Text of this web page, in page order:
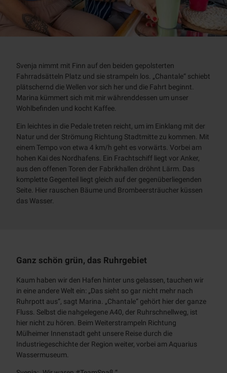
Svenja nimmt mit Finn auf den beiden gepolsterten
Fahrradsätteln Platz und sie strampeln los. „Chantale“ schiebt
plätschernd die Wellen vor sich her und die Fahrt beginnt.
Marina kümmert sich mit mir währenddessen um unser
Wohlbefinden und kocht Kaffee.
Ein leichtes in die Pedale treten reicht, um im Einklang mit der
Natur und der Strömung Richtung Stadtmitte zu kommen. Mit
einem Tempo von etwa 4 km/h geht es vorwärts. Vorbei am
hohen Kai des Nordhafens. Ein Frachtschiff liegt vor Anker,
aus den offenen Toren der Fabrikhallen dröhnt Lärm. Das
komplette Gegenteil liegt gleich auf der gegenüberliegenden
Seite. Hier rauschen Bäume und Brombeersträucher küssen
das Wasser.
Ganz schön grün, das Ruhrgebiet
Kaum haben wir den Hafen hinter uns gelassen, tauchen wir
in eine andere Welt ein: „Das sieht so gar nicht mehr nach
Ruhrpott aus“, sagt Marina. „Chantale“ gehört hier der ganze
Fluss. Selbst die nahgelegene A40, der Ruhrschnellweg, ist
hier nicht zu hören. Beim Weiterstrampeln Richtung
Mülheimer Innenstadt geht unsere Reise durch die
Industriegeschichte der Region weiter, vorbei am Aquarius
Wassermuseum.